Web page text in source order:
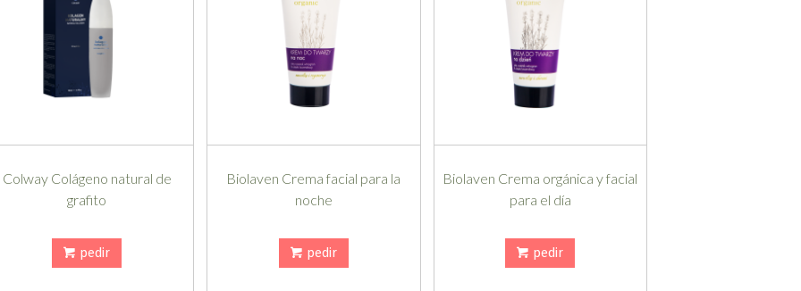
Colway Colágeno natural de
grafito
pedir
Biolaven Crema facial para la
noche
pedir
Biolaven Crema orgánica y facial
para el día
pedir